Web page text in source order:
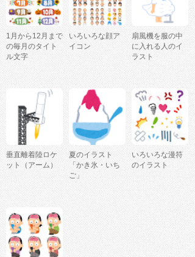
1月から12月まで
の毎月のタイト
ル文字
いろいろな顔ア
イコン
扇風機を服の中
に入れる人のイ
ラスト
垂直離着陸ロケ
ット（アーム）
夏のイラスト
「かき氷・いち
ご」
いろいろな漫符
のイラスト